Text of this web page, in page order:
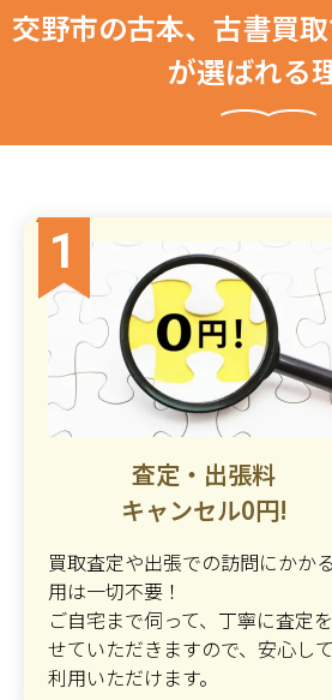
交野市の古本、古書買
が選ばれる
1
査定・出張料
キャンセル0円!
買取査定や出張での訪問にかか
用は一切不要！
ご自宅まで伺って、丁寧に査定
せていただきますので、安心し
利用いただけます。